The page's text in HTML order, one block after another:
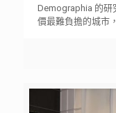
Demographia 的研
價最難負擔的城市